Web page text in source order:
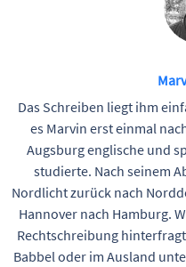
Das Schreiben liegt ihm
es Marvin erst einmal
Augsburg englische und
studierte. Nach seinem
Nordlicht zurück nach
Hannover nach Hamburg.
Rechtschreibung
Babbel oder im Ausland